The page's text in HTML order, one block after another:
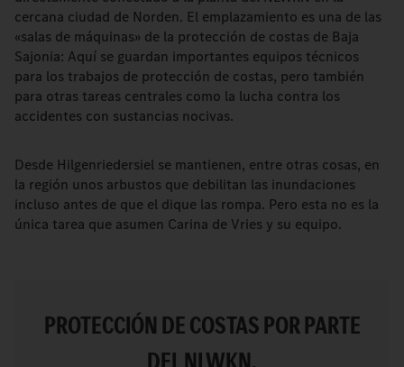
cercana ciudad de Norden. El emplazamiento es una de las
«salas de máquinas» de la protección de costas de Baja
Sajonia: Aquí se guardan importantes equipos técnicos
para los trabajos de protección de costas, pero también
para otras tareas centrales como la lucha contra los
accidentes con sustancias nocivas.
Desde Hilgenriedersiel se mantienen, entre otras cosas, en
la región unos arbustos que debilitan las inundaciones
incluso antes de que el dique las rompa. Pero esta no es la
única tarea que asumen Carina de Vries y su equipo.
PROTECCIÓN DE COSTAS POR PARTE